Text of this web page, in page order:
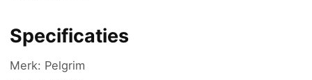
Specificaties
Merk: Pelgrim